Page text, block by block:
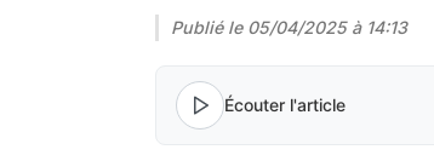
Publié le 05/04/2025 à 14:13
Écouter l'article